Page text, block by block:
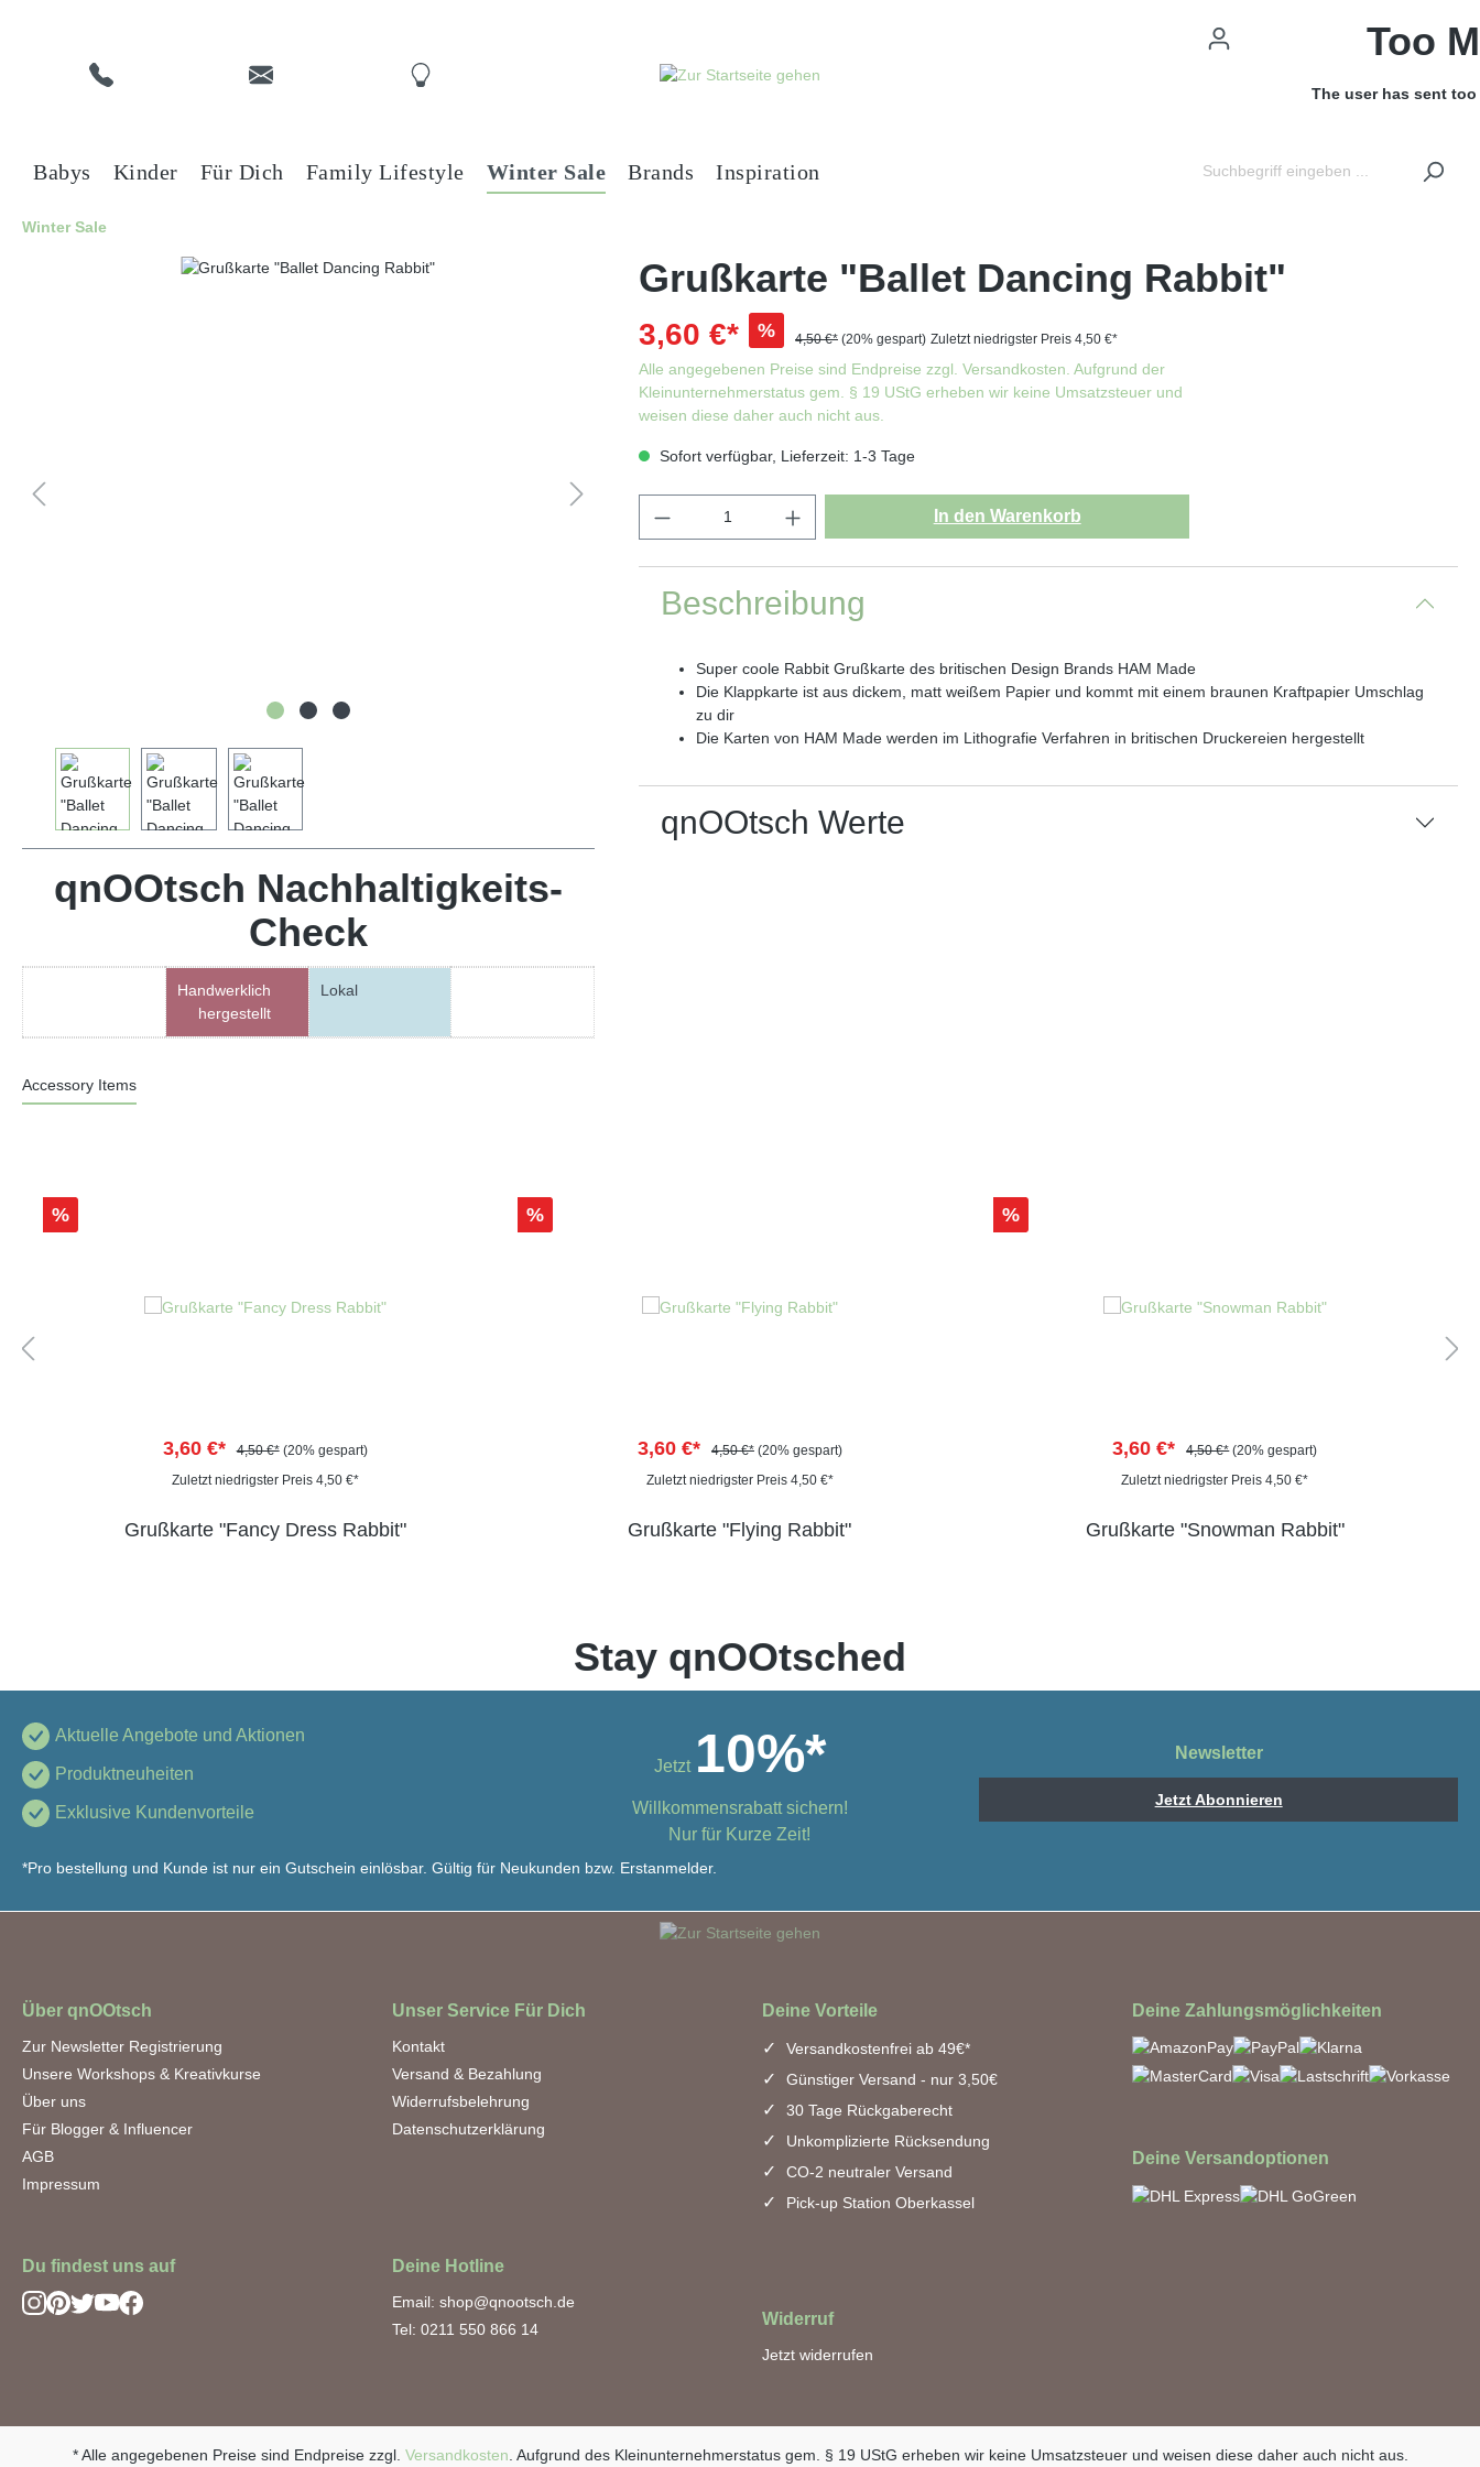
Too
The user has sent
Babys Kinder Für Dich Family Lifestyle Winter Sale Brands Inspiration
Winter Sale
qnOOtsch Nachhaltigkeits-
Check
Handwerklich
hergestellt
Lokal
Grußkarte "Ballet Dancing Rabbit"
3,60 €* % 4,50 €* (20% gespart) Zuletzt niedrigster Preis 4,50 €*
Alle angegebenen Preise sind Endpreise zzgl. Versandkosten. Aufgrund der
Kleinunternehmerstatus gem. § 19 UStG erheben wir keine Umsatzsteuer und
weisen diese daher auch nicht aus.
Sofort verfügbar, Lieferzeit: 1-3 Tage
In den Warenkorb
Beschreibung
Super coole Rabbit Grußkarte des britischen Design Brands HAM Made
Die Klappkarte ist aus dickem, matt weißem Papier und kommt mit einem braunen Kraftpapier Umschlag
zu dir
Die Karten von HAM Made werden im Lithografie Verfahren in britischen Druckereien hergestellt
qnOOtsch Werte
Accessory Items
%
3,60 €* 4,50 €* (20% gespart)
Zuletzt niedrigster Preis 4,50 €*
Grußkarte "Fancy Dress Rabbit"
%
3,60 €* 4,50 €* (20% gespart)
Zuletzt niedrigster Preis 4,50 €*
Grußkarte "Flying Rabbit"
%
3,60 €* 4,50 €* (20% gespart)
Zuletzt niedrigster Preis 4,50 €*
Grußkarte "Snowman Rabbit"
Stay qnOOtsched
Aktuelle Angebote und Aktionen
Produktneuheiten
Exklusive Kundenvorteile
Jetzt 10%*
Willkommensrabatt sichern!
Nur für Kurze Zeit!
Newsletter
Jetzt Abonnieren
*Pro bestellung und Kunde ist nur ein Gutschein einlösbar. Gültig für Neukunden bzw. Erstanmelder.
Über qnOOtsch
Zur Newsletter Registrierung
Unsere Workshops & Kreativkurse
Über uns
Für Blogger & Influencer
AGB
Impressum
Unser Service Für Dich
Kontakt
Versand & Bezahlung
Widerrufsbelehrung
Datenschutzerklärung
Deine Vorteile
Versandkostenfrei ab 49€*
Günstiger Versand - nur 3,50€
30 Tage Rückgaberecht
Unkomplizierte Rücksendung
CO-2 neutraler Versand
Pick-up Station Oberkassel
Deine Zahlungsmöglichkeiten
Deine Versandoptionen
Du findest uns auf Deine Hotline
Email: shop@qnootsch.de
Tel: 0211 550 866 14
Widerruf
Jetzt widerrufen
* Alle angegebenen Preise sind Endpreise zzgl. Versandkosten . Aufgrund des Kleinunternehmerstatus gem. § 19 UStG erheben wir keine Umsatzsteuer und weisen diese daher auch nicht aus.